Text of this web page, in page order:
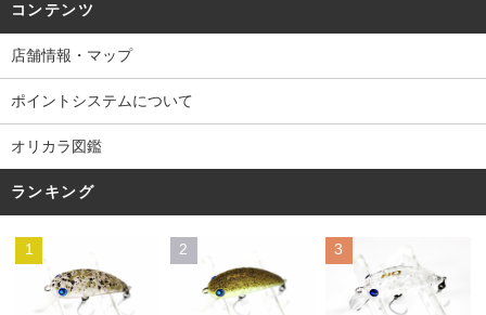
コンテンツ
店舗情報・マップ
ポイントシステムについて
オリカラ図鑑
ランキング
1 2 3